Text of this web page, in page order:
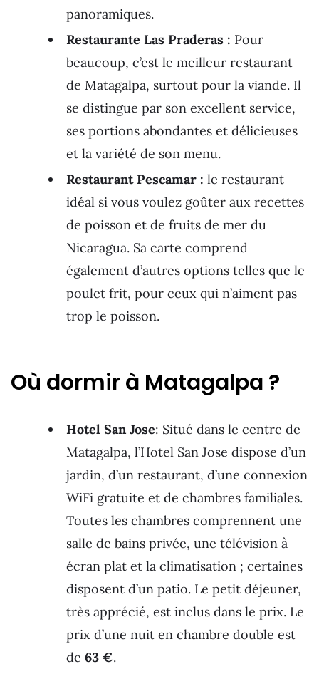
panoramiques.
Restaurante Las Praderas : Pour
beaucoup, c’est le meilleur restaurant
de Matagalpa, surtout pour la viande. Il
se distingue par son excellent service,
ses portions abondantes et délicieuses
et la variété de son menu.
Restaurant Pescamar : le restaurant
idéal si vous voulez goûter aux recettes
de poisson et de fruits de mer du
Nicaragua. Sa carte comprend
également d’autres options telles que le
poulet frit, pour ceux qui n’aiment pas
trop le poisson.
Où dormir à Matagalpa ?
Hotel San Jose: Situé dans le centre de
Matagalpa, l’Hotel San Jose dispose d’un
jardin, d’un restaurant, d’une connexion
WiFi gratuite et de chambres familiales.
Toutes les chambres comprennent une
salle de bains privée, une télévision à
écran plat et la climatisation ; certaines
disposent d’un patio. Le petit déjeuner,
très apprécié, est inclus dans le prix. Le
prix d’une nuit en chambre double est
de 63 €.